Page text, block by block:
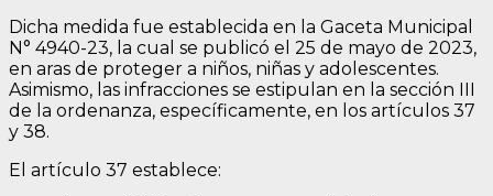
Dicha medida fue establecida en la Gaceta Municipal
N° 4940-23, la cual se publicó el 25 de mayo de 2023,
en aras de proteger a niños, niñas y adolescentes.
Asimismo, las infracciones se estipulan en la sección III
de la ordenanza, específicamente, en los artículos 37
y 38.
El artículo 37 establece: